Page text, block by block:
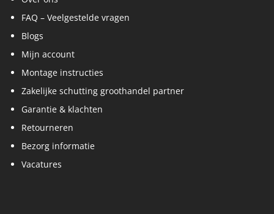
FAQ – Veelgestelde vragen
Blogs
Mijn account
Montage instructies
Zakelijke schutting groothandel partner
Garantie & klachten
Retourneren
Bezorg informatie
Vacatures